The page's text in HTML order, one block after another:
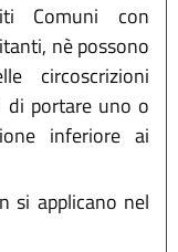
Comuni con
nè possono
circoscrizioni
di portare uno o
inferiore ai
si applicano nel